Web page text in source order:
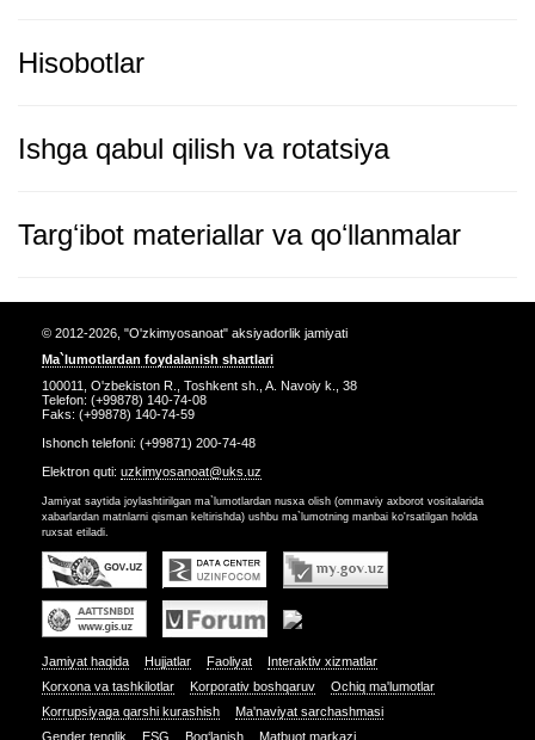
Hisobotlar
Ishga qabul qilish va rotatsiya
Targʻibot materiallar va qoʻllanmalar
© 2012-2026, "O'zkimyosanoat" aksiyadorlik jamiyati
Ma`lumotlardan foydalanish shartlari
100011, O'zbekiston R., Toshkent sh., A. Navoiy k., 38
Telefon: (+99878) 140-74-08
Faks: (+99878) 140-74-59
Ishonch telefoni: (+99871) 200-74-48
Elektron quti: uzkimyosanoat@uks.uz
Jamiyat saytida joylashtirilgan ma`lumotlardan nusxa olish (ommaviy axborot vositalarida
xabarlardan matnlarni qisman keltirishda) ushbu ma`lumotning manbai ko'rsatilgan holda
ruxsat etiladi.
Jamiyat haqida Hujjatlar Faoliyat
Interaktiv xizmatlar
Korxona va tashkilotlar
Korporativ boshqaruv
Ochiq ma'lumotlar
Korrupsiyaga qarshi kurashish
Ma'naviyat sarchashmasi
Gender tenglik
ESG Bog‘lanish Matbuot markazi